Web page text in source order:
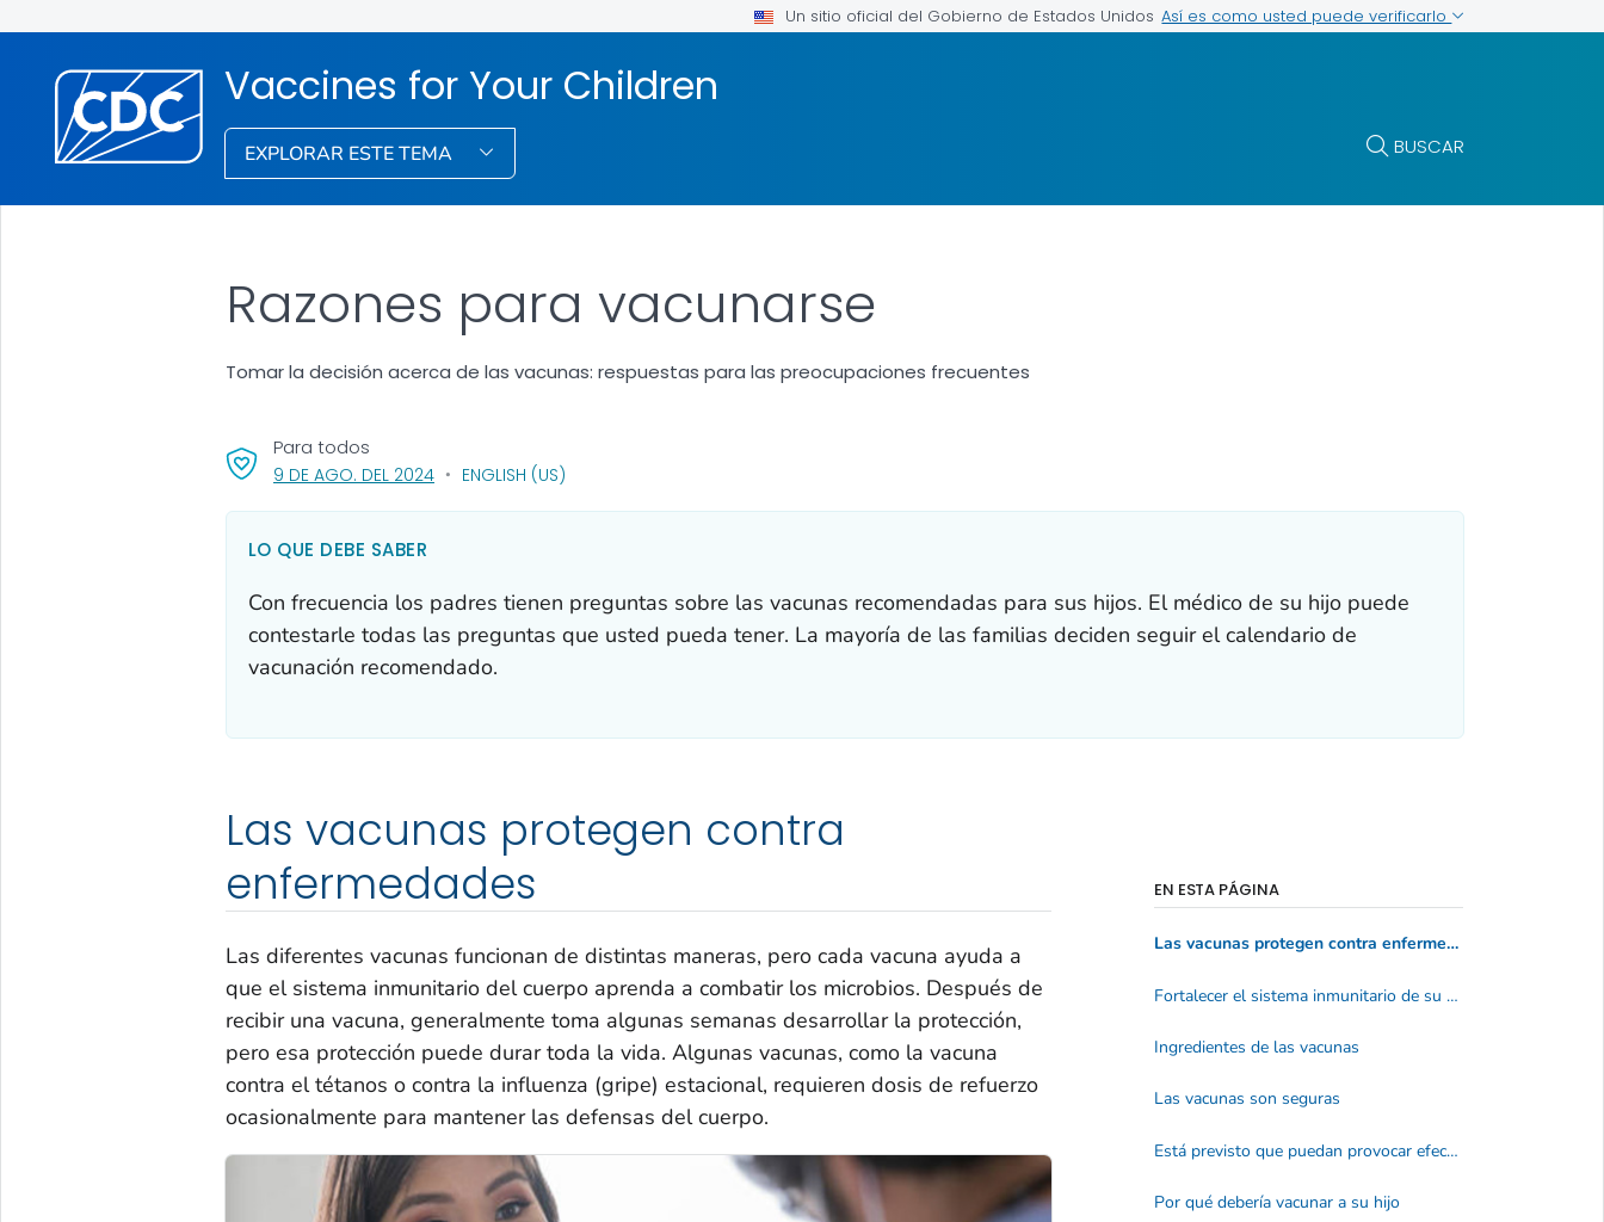
Un sitio oficial del Gobierno de Estados Unidos Así es como usted puede verificarlo
Vaccines for Your Children
EXPLORAR ESTE TEMA BUSCAR
Razones para vacunarse
Tomar la decisión acerca de las vacunas: respuestas para las preocupaciones frecuentes
9 DE AGO. DEL 2024, VISIT LINK FOR DETAILS.
ENGLISH (US)
Para todos
LO QUE DEBE SABER
Con frecuencia los padres tienen preguntas sobre las vacunas recomendadas para sus hijos. El médico de su hijo puede
contestarle todas las preguntas que usted pueda tener. La mayoría de las familias deciden seguir el calendario de
vacunación recomendado.
Las vacunas protegen contra
enfermedades
Las diferentes vacunas funcionan de distintas maneras, pero cada vacuna ayuda a
que el sistema inmunitario del cuerpo aprenda a combatir los microbios. Después de
recibir una vacuna, generalmente toma algunas semanas desarrollar la protección,
pero esa protección puede durar toda la vida. Algunas vacunas, como la vacuna
contra el tétanos o contra la influenza (gripe) estacional, requieren dosis de refuerzo
ocasionalmente para mantener las defensas del cuerpo.
EN ESTA PÁGINA
Las vacunas protegen contra enfermedades
Fortalecer el sistema inmunitario de su bebé
Ingredientes de las vacunas
Las vacunas son seguras
Está previsto que puedan provocar efectos secundarios leves
Por qué debería vacunar a su hijo